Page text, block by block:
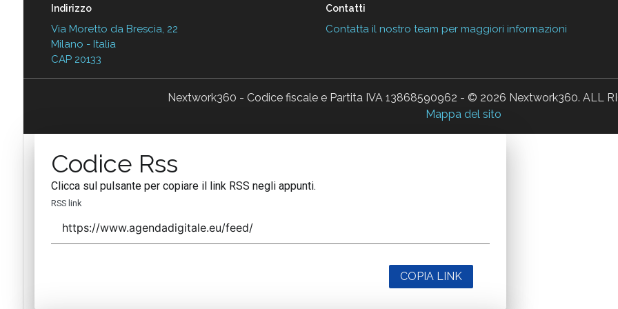
Indirizzo
Via Moretto da Brescia, 22
Milano - Italia
CAP 20133
Contatti
Contatta il nostro team per maggiori informazioni
Nextwork360 - Codice fiscale e Partita IVA 13868590962 - © 2026 Nextwork360. ALL
Mappa del sito
Codice Rss
Clicca sul pulsante per copiare il link RSS negli appunti.
RSS link
COPIA LINK